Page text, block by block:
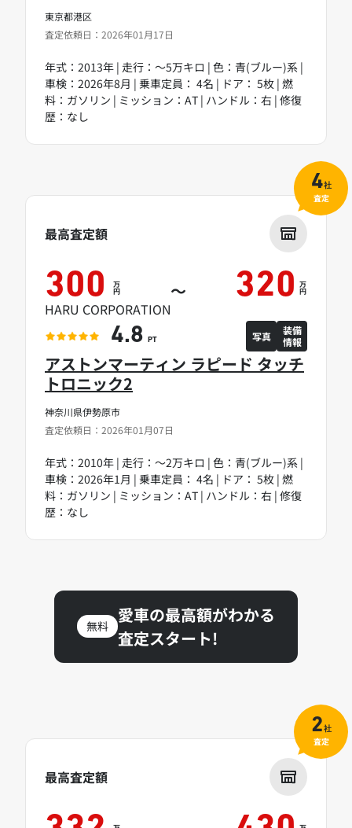
東京都港区
査定依頼日：2026年01月17日
年式：2013年 | 走行：～5万キロ | 色：青(ブルー)系 |
車検：2026年8月 | 乗車定員： 4名 | ドア： 5枚 | 燃
料：ガソリン | ミッション：AT | ハンドル：右 | 修復
歴：なし
神奈川県伊勢原市
査定依頼日：2026年01月07日
アストンマーティン ラピード タッチ
トロニック2
年式：2010年 | 走行：～2万キロ | 色：青(ブルー)系 |
車検：2026年1月 | 乗車定員： 4名 | ドア： 5枚 | 燃
料：ガソリン | ミッション：AT | ハンドル：右 | 修復
歴：なし
最高査定額
300 万
円 ～ 320 万
円
HARU CORPORATION
4.8 PT 写真
装備
情報
4社
査定
無料
愛車の最高額がわかる
査定スタート!
最高査定額
2社
査定